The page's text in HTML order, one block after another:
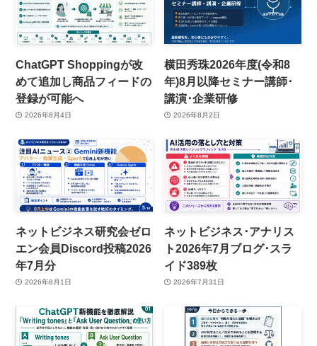
ChatGPT Shoppingが改
めて追加し商品フィードの
登録が可能へ
2026年8月4日
横田秀珠2026年度(令和8
年)8月以降セミナー講師･
講演･企業研修
2026年8月2日
ネットビジネス研究会ゼロ
エン会員Discord投稿2026
年7月分
2026年8月1日
ネットビジネス･アナリス
ト2026年7月ブログ･スラ
イド389枚
2026年7月31日